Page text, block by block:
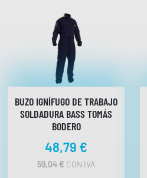
BUZO IGNÍFUGO DE TRABAJO
SOLDADURA BASS TOMÁS
BODERO
48,79 €
59,04 € CON IVA